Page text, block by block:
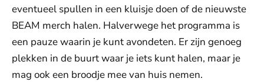
eventueel spullen in een kluisje doen of de nieuwste
BEAM merch halen. Halverwege het programma is
een pauze waarin je kunt avondeten. Er zijn genoeg
plekken in de buurt waar je iets kunt halen, maar je
mag ook een broodje mee van huis nemen.